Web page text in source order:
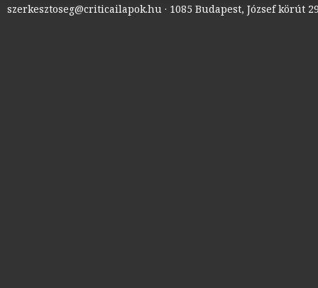
szerkesztoseg@criticailapok.hu · 1085 Budapest, József körút